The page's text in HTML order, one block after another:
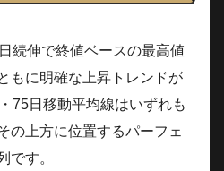
続伸で終値ベースの最高値
もに明確な上昇トレンドが
75日移動平均線はいずれも
の上方に位置するパーフェ
です。